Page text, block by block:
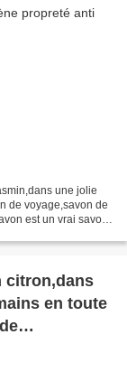
une jolie
de voyage,savon de
est un vrai savon
citron,dans
en toute